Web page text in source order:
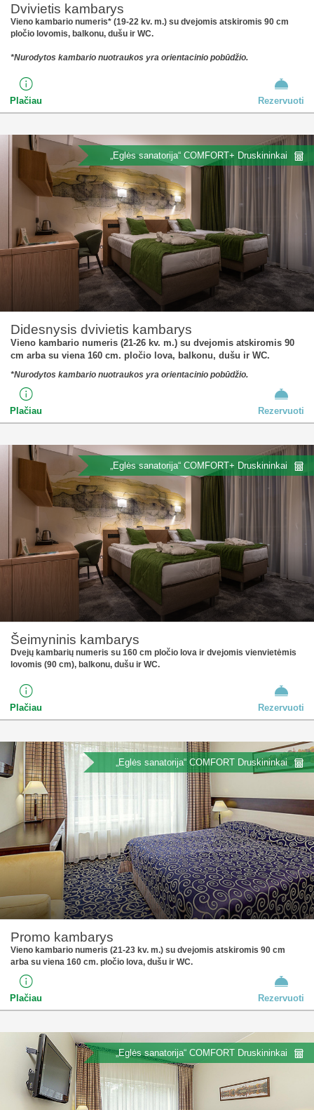
Dvivietis kambarys
Vieno kambario numeris* (19-22 kv. m.) su dvejomis atskiromis 90 cm
pločio lovomis, balkonu, dušu ir WC.
*Nurodytos kambario nuotraukos yra orientacinio pobūdžio.
Plačiau Rezervuoti
„Eglės sanatorija“ COMFORT+ Druskininkai
Didesnysis dvivietis kambarys
Vieno kambario numeris (21-26 kv. m.) su dvejomis atskiromis 90
cm arba su viena 160 cm. pločio lova, balkonu, dušu ir WC.
*Nurodytos kambario nuotraukos yra orientacinio pobūdžio.
Plačiau Rezervuoti
„Eglės sanatorija“ COMFORT+ Druskininkai
Šeimyninis kambarys
Dvejų kambarių numeris su 160 cm pločio lova ir dvejomis vienvietėmis
lovomis (90 cm), balkonu, dušu ir WC.
Plačiau Rezervuoti
„Eglės sanatorija“ COMFORT Druskininkai
Promo kambarys
Vieno kambario numeris (21-23 kv. m.) su dvejomis atskiromis 90 cm
arba su viena 160 cm. pločio lova, dušu ir WC.
Plačiau Rezervuoti
„Eglės sanatorija“ COMFORT Druskininkai